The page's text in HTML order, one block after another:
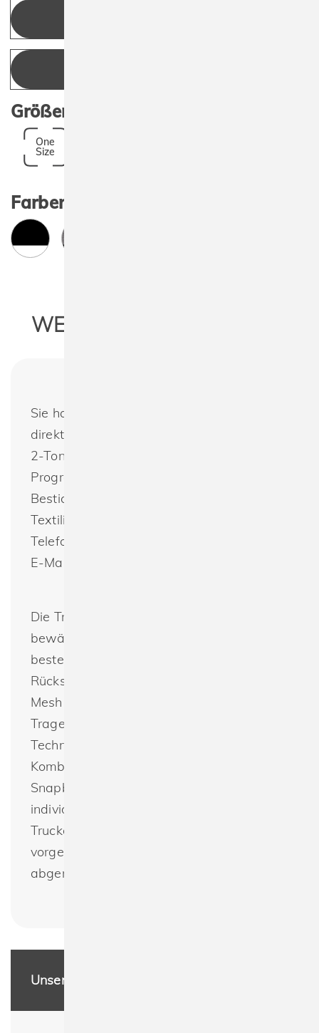
Größen:
One
Size
Farben:
WEITERE INFORMATIONEN
Sie haben noch Fragen oder möchten
direkt bestellen? Flexfit 110MT 110 Mesh
2-Tone Cap : Wir bieten das gesamte
Programm von Flexfit zur Bedruckung oder
Bestickung an. Nachhaltig produzierte
Textilien günstig und schnell bestellen.
Telefon +49(0) 30 - 33 00 16 30 oder per
E-Mail: info@spreeprint.de
Die Trucker Cap präsentiert sich im
bewährten dualen Design: Die Front
besteht aus Baumwolle, während die
Rückseite transparentes weißes Polyester-
Mesh aufweist. Für optimalen
Tragekomfort sorgt die smarte integrierte
Technologie: das Flexfit-Band in
Kombination mit dem farblich passenden
Snapback-Verschluss ermöglicht eine
individuelle Größenanpassung. Das
Trucker-Cap-Design wird durch den
vorgebogenen, achtfach gesteppten Visor
abgerundet.
Unsere Leistungen